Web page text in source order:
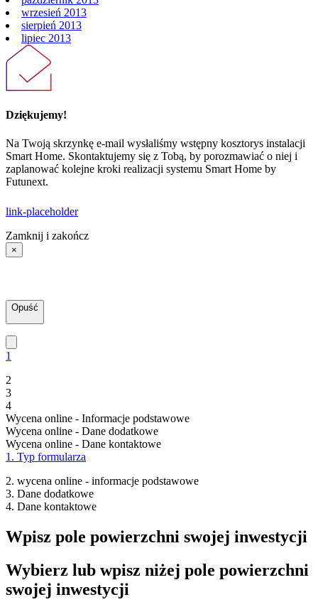
wrzesień 2013
sierpień 2013
lipiec 2013
Dziękujemy!
Na Twoją skrzynkę e-mail wysłaliśmy wstępny kosztorys instalacji
Smart Home. Skontaktujemy się z Tobą, by porozmawiać o niej i
zaplanować kolejne kroki realizacji systemu Smart Home by
Futunext.
link-placeholder
Zamknij i zakończ
×
Opuść
1
2
3
4
Wycena online - Informacje podstawowe
Wycena online - Dane dodatkowe
Wycena online - Dane kontaktowe
1. Typ formularza
2. wycena online - informacje podstawowe
3. Dane dodatkowe
4. Dane kontaktowe
Wpisz pole powierzchni swojej inwestycji
Wybierz lub wpisz niżej pole powierzchni
swojej inwestycji